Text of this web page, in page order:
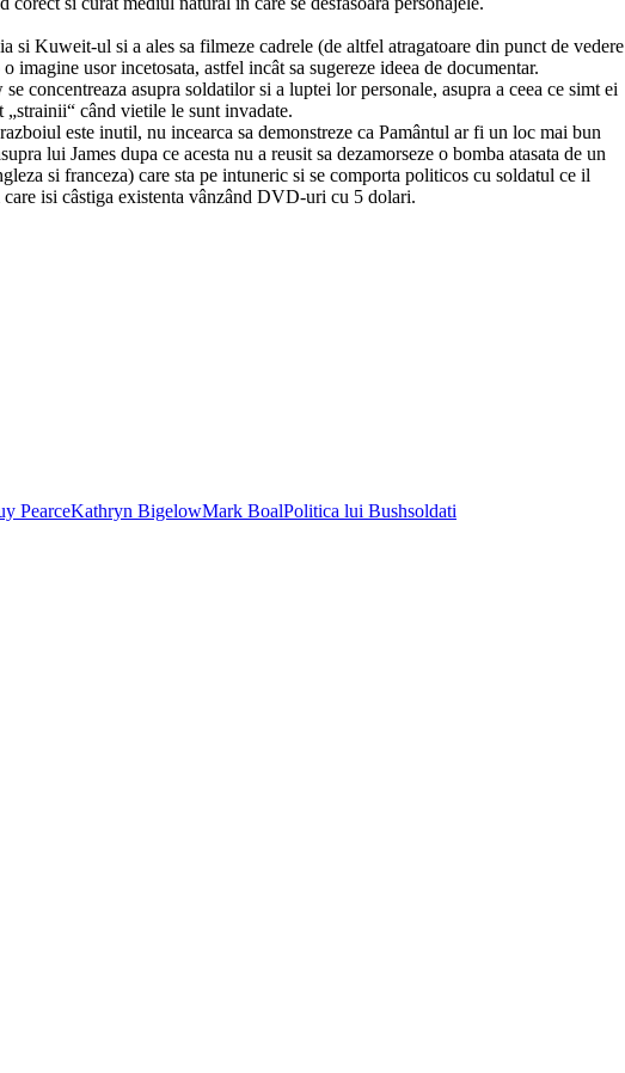
si Kuweit-ul si a ales sa filmeze cadrele (de altfel atragatoare din punct de vedere
usor incetosata, astfel incât sa sugereze ideea de documentar.
concentreaza asupra soldatilor si a luptei lor personale, asupra a ceea ce simt ei
„strainii“ când vietile le sunt invadate.
este inutil, nu incearca sa demonstreze ca Pamântul ar fi un loc mai bun
lui James dupa ce acesta nu a reusit sa dezamorseze o bomba atasata de un
si franceza) care sta pe intuneric si se comporta politicos cu soldatul ce il
isi câstiga existenta vânzând DVD-uri cu 5 dolari.
PearceKathryn BigelowMark BoalPolitica lui Bushsoldati